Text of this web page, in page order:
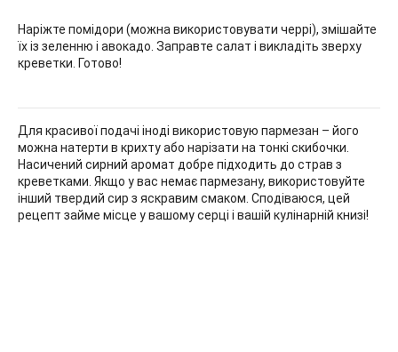
Наріжте помідори (можна використовувати черрі), змішайте
їх із зеленню і авокадо. Заправте салат і викладіть зверху
креветки. Готово!
Для красивої подачі іноді використовую пармезан – його
можна натерти в крихту або нарізати на тонкі скибочки.
Насичений сирний аромат добре підходить до страв з
креветками. Якщо у вас немає пармезану, використовуйте
інший твердий сир з яскравим смаком. Сподіваюся, цей
рецепт займе місце у вашому серці і вашій кулінарній книзі!